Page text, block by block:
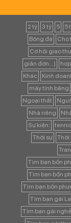
2 tỷ 3 tỷ 5 5
Bóng đá
Cho
Cơ hội giao
giản đơn...)
Khác
Kinh
máy tính bảng
Ngoại thất
Nhà riêng
Sự kiện:
Thời sự
Thời
Tìm bạn bốn
Tìm bạn bốn
Tìm bạn bốn
Tìm bạn gái
Tìm bạn gái